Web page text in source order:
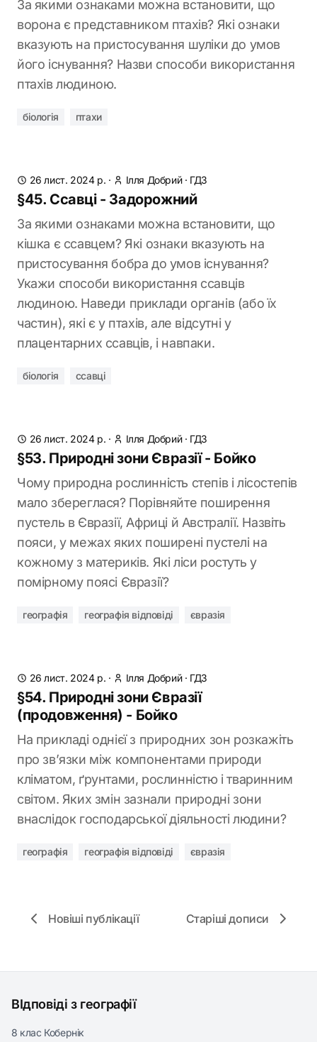
За якими ознаками можна встановити, що
ворона є представником птахів? Які ознаки
вказують на пристосування шуліки до умов
його існування? Назви способи використання
птахів людиною.
біологія птахи
26 лист. 2024 р. · Ілля Добрий· ГДЗ
§45. Ссавці - Задорожний
За якими ознаками можна встановити, що
кішка є ссавцем? Які ознаки вказують на
пристосування бобра до умов існування?
Укажи способи використання ссавців
людиною. Наведи приклади органів (або їх
частин), які є у птахів, але відсутні у
плацентарних ссавців, і навпаки.
біологія ссавці
26 лист. 2024 р. · Ілля Добрий· ГДЗ
§53. Природні зони Євразії - Бойко
Чому природна рослинність степів і лісостепів
мало збереглася? Порівняйте поширення
пустель в Євразії, Африці й Австралії. Назвіть
пояси, у межах яких поширені пустелі на
кожному з материків. Які ліси ростуть у
помірному поясі Євразії?
географія географія відповіді євразія
26 лист. 2024 р. · Ілля Добрий· ГДЗ
§54. Природні зони Євразії
(продовження) - Бойко
На прикладі однієї з природних зон розкажіть
про зв’язки між компонентами природи
кліматом, ґрунтами, рослинністю і тваринним
світом. Яких змін зазнали природні зони
внаслідок господарської діяльності людини?
географія географія відповіді євразія
Новіші публікації Старіші дописи
ВІдповіді з географії
8 клас Кобернік